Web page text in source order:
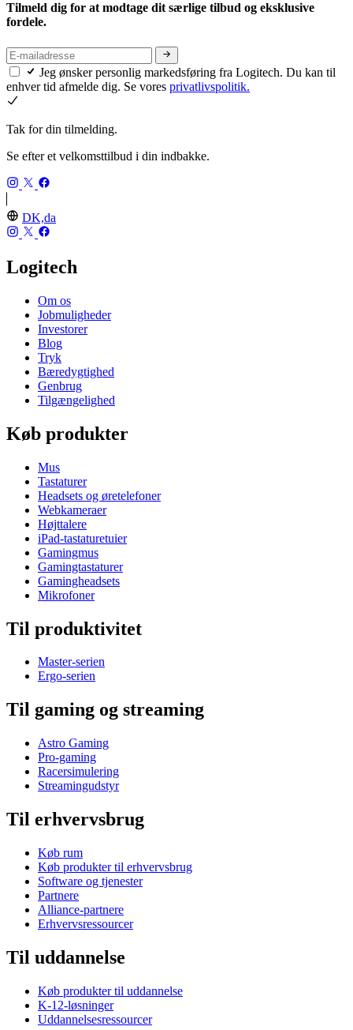
Tilmeld dig for at modtage dit særlige tilbud og eksklusive
fordele.
Jeg ønsker personlig markedsføring fra Logitech. Du kan til
enhver tid afmelde dig. Se vores privatlivspolitik.
Tak for din tilmelding.
Se efter et velkomsttilbud i din indbakke.
DK,da
Logitech
Om os
Jobmuligheder
Investorer
Blog
Tryk
Bæredygtighed
Genbrug
Tilgængelighed
Køb produkter
Mus
Tastaturer
Headsets og øretelefoner
Webkameraer
Højttalere
iPad-tastaturetuier
Gamingmus
Gamingtastaturer
Gamingheadsets
Mikrofoner
Til produktivitet
Master-serien
Ergo-serien
Til gaming og streaming
Astro Gaming
Pro-gaming
Racersimulering
Streamingudstyr
Til erhvervsbrug
Køb rum
Køb produkter til erhvervsbrug
Software og tjenester
Partnere
Alliance-partnere
Erhvervsressourcer
Til uddannelse
Køb produkter til uddannelse
K-12-løsninger
Uddannelsesressourcer